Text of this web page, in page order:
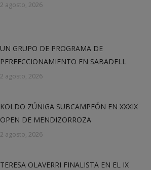
2 agosto, 2026
UN GRUPO DE PROGRAMA DE
PERFECCIONAMIENTO EN SABADELL
2 agosto, 2026
KOLDO ZÚÑIGA SUBCAMPEÓN EN XXXIX
OPEN DE MENDIZORROZA
2 agosto, 2026
TERESA OLAVERRI FINALISTA EN EL IX